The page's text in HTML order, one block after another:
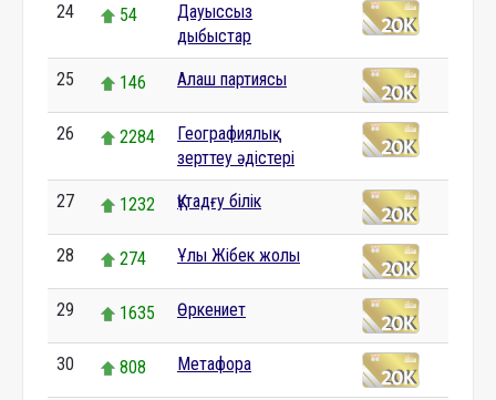
24 54
Дауыссыз
дыбыстар
25 146 Алаш партиясы
26 2284
Географиялық
зерттеу әдістері
27 1232 Құтадғу білік
28 274 Ұлы Жібек жолы
29 1635 Өркениет
30 808 Метафора